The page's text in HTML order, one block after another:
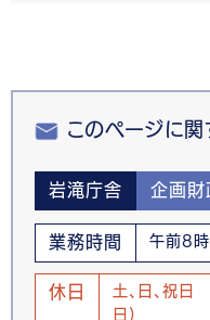
このページに
岩滝庁舎 企画財
業務時間 午前8
休日
土、日、祝
日)